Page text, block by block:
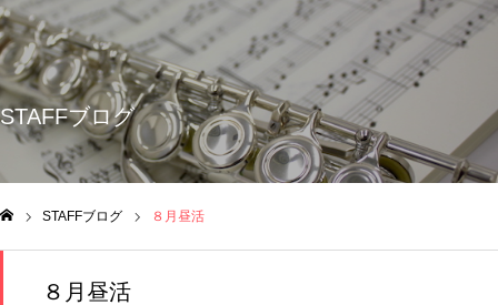
Warning
: Undefined variable $cat_id in
/home/users/0/music-
life/web/jcollege-tkz.jp/wp-
content/themes/noel_tcd072/single.php
on line 29
STAFFブログ
STAFFブログ ８月昼活
８月昼活